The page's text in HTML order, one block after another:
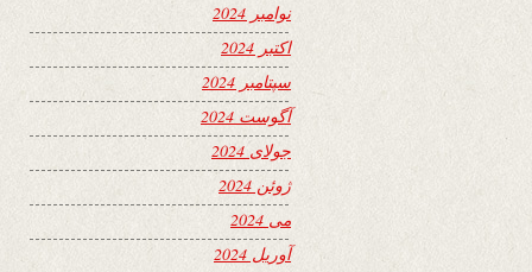
نوامبر 2024
اکتبر 2024
سپتامبر 2024
آگوست 2024
جولای 2024
ژوئن 2024
می 2024
آوریل 2024